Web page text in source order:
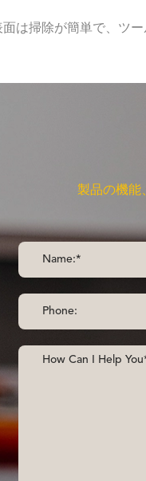
は掃除が簡単で、ツ
製品の機能